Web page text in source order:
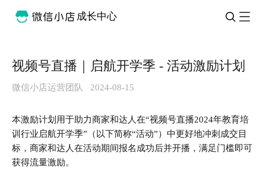
成长中心
视频号直播｜启航开学季 - 活动激励计划
微信小店运营团队 2024-08-15
本激励计划用于助力商家和达人在“视频号直播2024年教育培
训行业启航开学季”（以下简称“活动”）中更好地冲刺成交目
标，商家和达人在活动期间报名成功后并开播，满足门槛即可
获得流量激励。